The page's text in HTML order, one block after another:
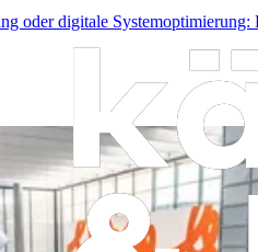
oder digitale